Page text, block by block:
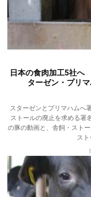
日本の食肉加工5社
ターゼン・プリ
スターゼンとプリマハムへ
ストールの廃止を求める署
の豚の動画と、舎飼・スト
スト